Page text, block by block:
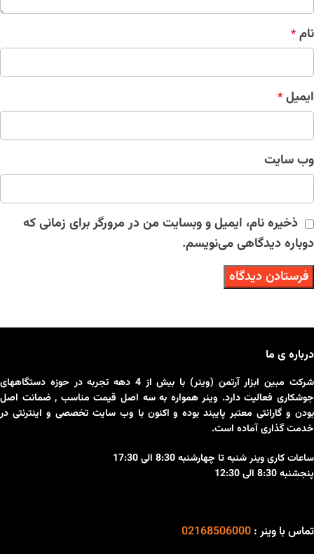
نام *
ایمیل *
وب‌ سایت
ذخیره نام، ایمیل و وبسایت من در مرورگر برای زمانی که
دوباره دیدگاهی می‌نویسم.
درباره ی ما
شرکت مبین ابزار آرتمن (وینر) با بیش از 4 دهه تجربه در حوزه دستگاههای
جوشکاری فعالیت دارد. وینر همواره به سه اصل قیمت مناسب , ضمانت اصل
بودن و گارانتی معتبر پایبند بوده و اکنون با وب سایت تخصصی و اینترنتی در
خدمت گذاری آماده است.
ساعات کاری وینرشنبه تا چهارشنبه 8:30 الی 17:30
پنجشنبه 8:30 الی 12:30
تماس با وینر : 02168506000